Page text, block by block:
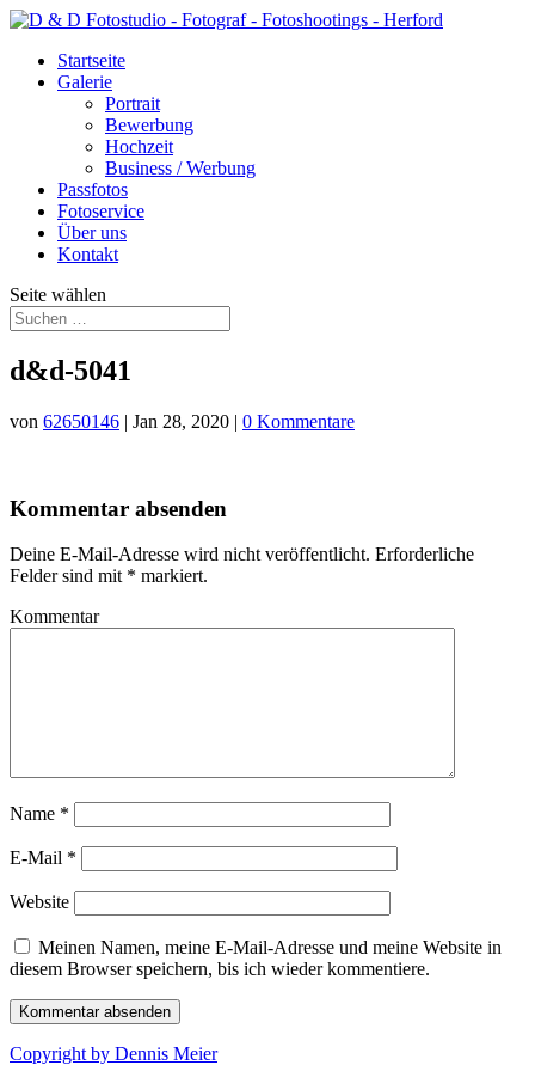
Startseite
Galerie
Portrait
Bewerbung
Hochzeit
Business / Werbung
Passfotos
Fotoservice
Über uns
Kontakt
Seite wählen
d&d-5041
von 62650146 | Jan 28, 2020 | 0 Kommentare
Kommentar absenden
Deine E-Mail-Adresse wird nicht veröffentlicht. Erforderliche
Felder sind mit * markiert.
Kommentar
Name *
E-Mail *
Website
Meinen Namen, meine E-Mail-Adresse und meine Website in
diesem Browser speichern, bis ich wieder kommentiere.
Copyright by Dennis Meier